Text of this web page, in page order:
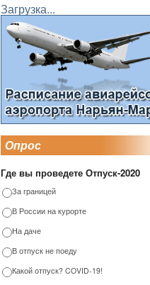
Загрузка...
Опрос
Где вы проведете Отпуск-2020
За границей
В России на курорте
На даче
В отпуск не поеду
Какой отпуск? COVID-19!